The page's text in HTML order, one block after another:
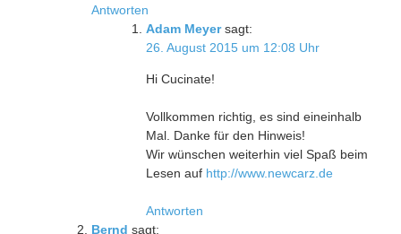
Antworten
Adam Meyer sagt:
26. August 2015 um 12:08 Uhr
Hi Cucinate!
Vollkommen richtig, es sind eineinhalb
Mal. Danke für den Hinweis!
Wir wünschen weiterhin viel Spaß beim
Lesen auf http://www.newcarz.de
Antworten
Bernd sagt: